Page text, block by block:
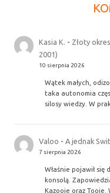
Kasia K. - Złoty
2001)
10 sierpnia 2026
Wątek małych,
taka autonomia
silosy wiedzy. W
Valoo -A jednak
7 sierpnia 2026
Właśnie pojawił
konsolą.
Kazooie oraz Tooie.